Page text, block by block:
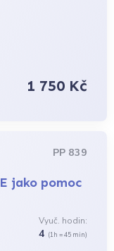
1 750 Kč
PP 839
jako pomoc
Vyuč. hodin:
4 (1h = 45 min)